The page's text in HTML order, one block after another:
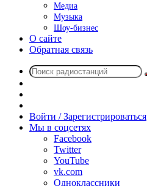
Медиа
Музыка
Шоу-бизнес
О сайте
Обратная связь
радио
Войти / Зарегистрироваться
Мы в соцсетях
Facebook
Twitter
YouTube
vk.com
Одноклассники